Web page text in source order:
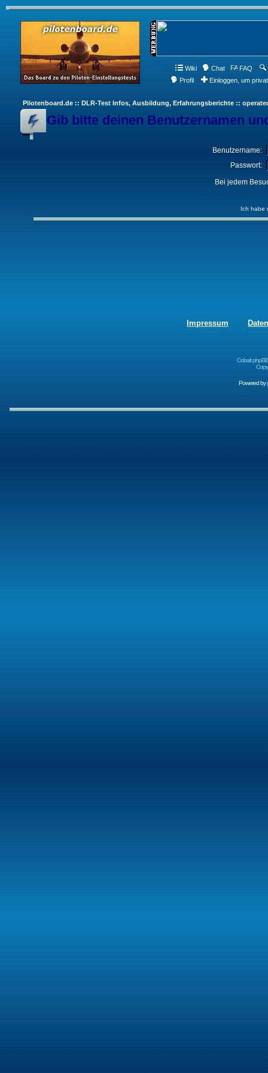
Wiki Chat FAQ
Profil
Einloggen, um
Pilotenboard.de :: DLR-Test Infos, Ausbildung, Erfahrungsberichte ::
Gib bitte deinen Benutzernamen
Benutzername:
Passwort:
Bei jedem
Ich habe
Impressum
Cobalt
Powered by